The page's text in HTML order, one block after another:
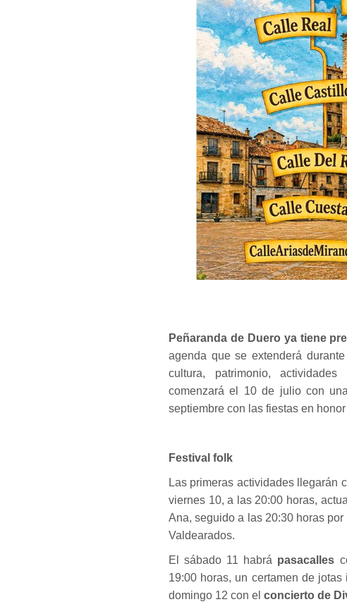
Peñaranda de Duero ya tiene
agenda que se extenderá
cultura, patrimonio,
comenzará el 10 de julio con
septiembre con las fiestas en
Festival folk
Las primeras actividades llegarán
viernes 10, a las 20:00 horas,
Ana, seguido a las 20:30 horas
Valdearados.
El sábado 11 habrá pasacalles
19:00 horas, un certamen de
domingo 12 con el concierto de